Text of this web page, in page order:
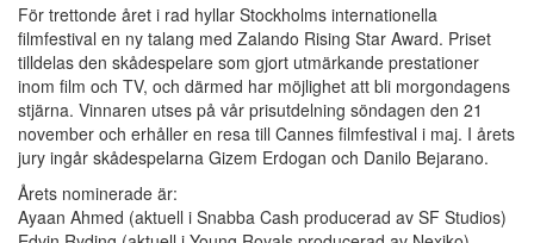
För trettonde året i rad hyllar Stockholms internationella
filmfestival en ny talang med Zalando Rising Star Award. Priset
tilldelas den skådespelare som gjort utmärkande prestationer
inom film och TV, och därmed har möjlighet att bli morgondagens
stjärna. Vinnaren utses på vår prisutdelning söndagen den 21
november och erhåller en resa till Cannes filmfestival i maj. I årets
jury ingår skådespelarna Gizem Erdogan och Danilo Bejarano.
Årets nominerade är:
Ayaan Ahmed (aktuell i Snabba Cash producerad av SF Studios)